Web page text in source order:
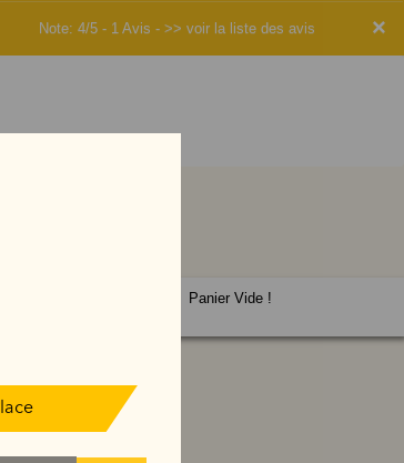
×
Note: 4/5 - 1 Avis - >> voir la liste des avis
Panier Vide !